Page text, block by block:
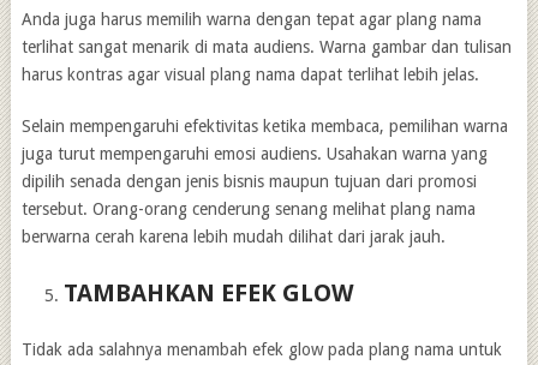
Anda juga harus memilih warna dengan tepat agar plang nama
terlihat sangat menarik di mata audiens. Warna gambar dan tulisan
harus kontras agar visual plang nama dapat terlihat lebih jelas.
Selain mempengaruhi efektivitas ketika membaca, pemilihan warna
juga turut mempengaruhi emosi audiens. Usahakan warna yang
dipilih senada dengan jenis bisnis maupun tujuan dari promosi
tersebut. Orang-orang cenderung senang melihat plang nama
berwarna cerah karena lebih mudah dilihat dari jarak jauh.
TAMBAHKAN EFEK GLOW
Tidak ada salahnya menambah efek glow pada plang nama untuk